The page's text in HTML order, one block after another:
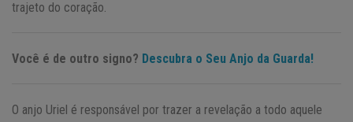
trajeto do coração.
Você é de outro signo? Descubra o Seu Anjo da Guarda!
O anjo Uriel é responsável por trazer a revelação a todo aquele